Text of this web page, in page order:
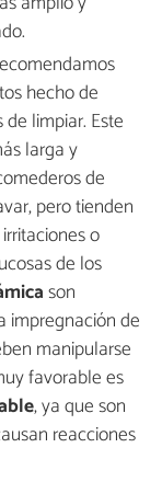
hecho de
limpiar. Este
larga y
de
pero tienden
o
de los
son
impregnación de
manipularse
favorable es
, ya que son
reacciones